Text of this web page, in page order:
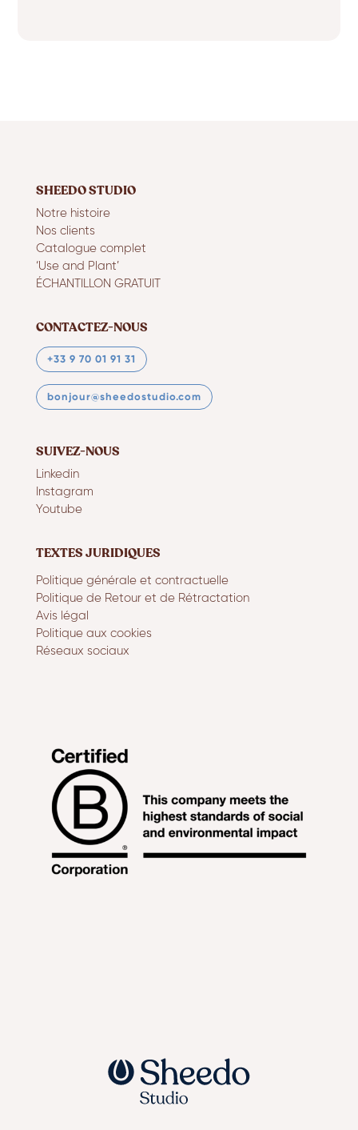
SHEEDO STUDIO
Notre histoire
Nos clients
Catalogue complet
‘Use and Plant’
ÉCHANTILLON GRATUIT
CONTACTEZ-NOUS
+33 9 70 01 91 31
bonjour@sheedostudio.com
SUIVEZ-NOUS
Linkedin
Instagram
Youtube
TEXTES JURIDIQUES
Politique générale et contractuelle
Politique de Retour et de Rétractation
Avis légal
Politique aux cookies
Réseaux sociaux